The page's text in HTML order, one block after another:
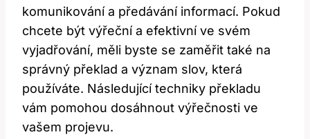
komunikování a předávání informací. Pokud
chcete být výřeční a efektivní ve svém
vyjadřování, měli byste se zaměřit také na
správný překlad a význam slov, která
používáte. Následující techniky překladu
vám pomohou dosáhnout výřečnosti ve
vašem projevu.